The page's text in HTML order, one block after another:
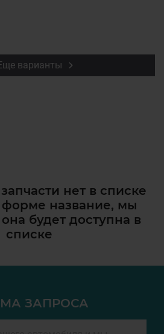
варианты
нет в списке
название, мы
будет доступна в
списке
ЗАПРОСА